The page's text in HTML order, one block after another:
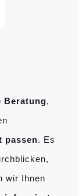
Beratung,
passen. Es
wir Ihnen